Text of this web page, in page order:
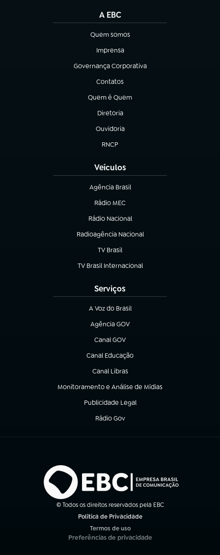
A EBC
Quem somos
(abre em nova aba)
Imprensa
(abre em nova aba)
Governança Corporativa
(abre em nova aba)
Contatos
(abre em nova aba)
Quem é Quem
(abre em nova aba)
Diretoria
(abre em nova aba)
Ouvidoria
(abre em nova aba)
RNCP
(abre em nova aba)
Veículos
Agência Brasil
(abre em nova aba)
Rádio MEC
(abre em nova aba)
Rádio Nacional
Radioagência Nacional
(abre em nova aba)
TV Brasil
(abre em nova aba)
TV Brasil Internacional
(abre em nova aba)
Serviços
A Voz do Brasil
(abre em nova aba)
Agência GOV
(abre em nova aba)
Canal GOV
(abre em nova aba)
Canal Educação
(abre em nova aba)
Canal Libras
(abre em nova aba)
Monitoramento e Análise de Mídias
(abre em nova aba)
Publicidade Legal
(abre em nova aba)
Rádio Gov
(abre em nova aba)
© Todos os direitos reservados pela EBC
Política de Privacidade
Termos de uso
(abre em nova aba)
Preferências de privacidade